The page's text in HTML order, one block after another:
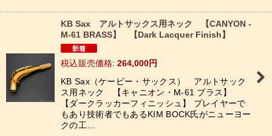
KB Sax アルトサックス用ネック 【CANYON -
M-61 BRASS】 【Dark Lacquer Finish】
税込 : 264,000円
KB Sax（ケービー・サックス） アルトサック
ス用ネック 【キャニオン・M-61 ブラス】
【ダークラッカーフィニッシュ】 プレイヤーで
もあり技術者でもあるKIM BOCK氏がニューヨー
クの工…